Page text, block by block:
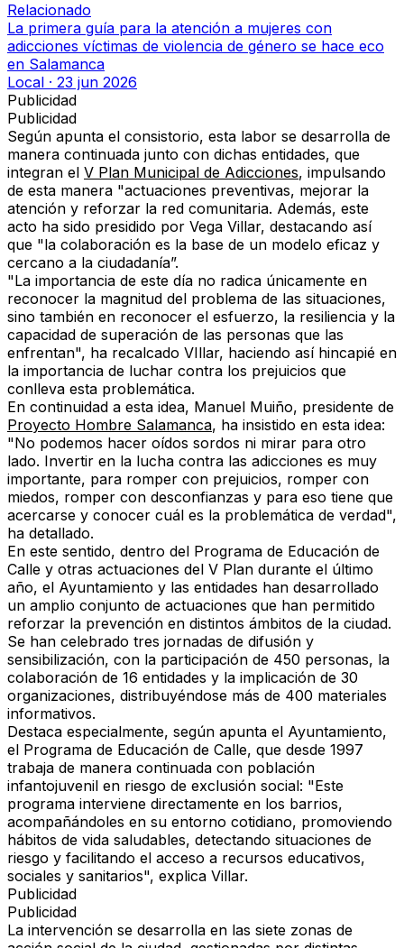
Relacionado
La primera guía para la atención a mujeres con
adicciones víctimas de violencia de género se hace eco
en Salamanca
Local · 23 jun 2026
Publicidad
Publicidad
Según apunta el consistorio, esta labor se desarrolla de
manera continuada junto con dichas entidades, que
integran el V Plan Municipal de Adicciones, impulsando
de esta manera "actuaciones preventivas, mejorar la
atención y reforzar la red comunitaria. Además, este
acto ha sido presidido por Vega Villar, destacando así
que "la colaboración es la base de un modelo eficaz y
cercano a la ciudadanía”.
"La importancia de este día no radica únicamente en
reconocer la magnitud del problema de las situaciones,
sino también en reconocer el esfuerzo, la resiliencia y la
capacidad de superación de las personas que las
enfrentan", ha recalcado VIllar, haciendo así hincapié en
la importancia de luchar contra los prejuicios que
conlleva esta problemática.
En continuidad a esta idea, Manuel Muiño, presidente de
Proyecto Hombre Salamanca, ha insistido en esta idea:
"No podemos hacer oídos sordos ni mirar para otro
lado. Invertir en la lucha contra las adicciones es muy
importante, para romper con prejuicios, romper con
miedos, romper con desconfianzas y para eso tiene que
acercarse y conocer cuál es la problemática de verdad",
ha detallado.
En este sentido, dentro del Programa de Educación de
Calle y otras actuaciones del V Plan durante el último
año, el Ayuntamiento y las entidades han desarrollado
un amplio conjunto de actuaciones que han permitido
reforzar la prevención en distintos ámbitos de la ciudad.
Se han celebrado tres jornadas de difusión y
sensibilización, con la participación de 450 personas, la
colaboración de 16 entidades y la implicación de 30
organizaciones, distribuyéndose más de 400 materiales
informativos.
Destaca especialmente, según apunta el Ayuntamiento,
el Programa de Educación de Calle, que desde 1997
trabaja de manera continuada con población
infantojuvenil en riesgo de exclusión social: "Este
programa interviene directamente en los barrios,
acompañándoles en su entorno cotidiano, promoviendo
hábitos de vida saludables, detectando situaciones de
riesgo y facilitando el acceso a recursos educativos,
sociales y sanitarios", explica Villar.
Publicidad
Publicidad
La intervención se desarrolla en las siete zonas de